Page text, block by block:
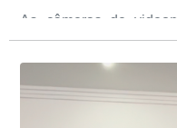
As câmeras de
Presidente Kennedy
01 de junho, uma
adulteração,
videomonitoramento
Durante a abordagem
através da